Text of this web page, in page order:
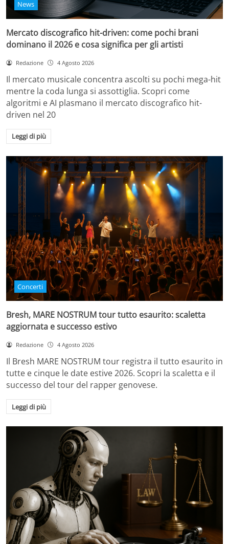
News
Mercato discografico hit-driven: come pochi brani
dominano il 2026 e cosa significa per gli artisti
Redazione 4 Agosto 2026
Il mercato musicale concentra ascolti su pochi mega-hit
mentre la coda lunga si assottiglia. Scopri come
algoritmi e AI plasmano il mercato discografico hit-
driven nel 20
Leggi di più
Concerti
Bresh, MARE NOSTRUM tour tutto esaurito: scaletta
aggiornata e successo estivo
Redazione 4 Agosto 2026
Il Bresh MARE NOSTRUM tour registra il tutto esaurito in
tutte e cinque le date estive 2026. Scopri la scaletta e il
successo del tour del rapper genovese.
Leggi di più